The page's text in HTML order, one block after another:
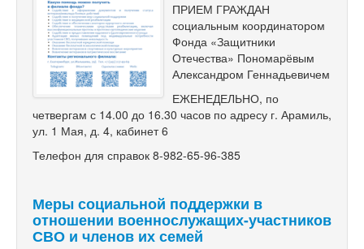
ПРИЕМ ГРАЖДАН
социальным координатором
Фонда «Защитники
Отечества» Пономарёвым
Александром Геннадьевичем
ЕЖЕНЕДЕЛЬНО, по
четвергам с 14.00 до 16.30 часов по адресу г. Арамиль,
ул. 1 Мая, д. 4, кабинет 6
Телефон для справок 8-982-65-96-385
Меры социальной поддержки в
отношении военнослужащих-участников
СВО и членов их семей